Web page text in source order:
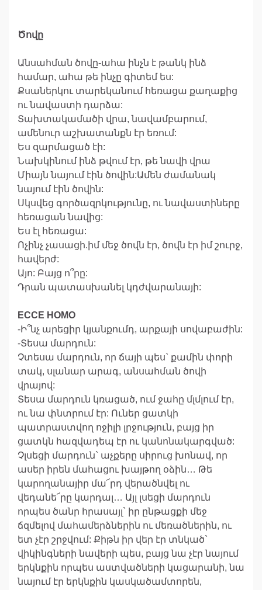
Ծովը
Անսահման ծովը-ահա ինչն է թանկ ինձ
համար, ահա թե ինչը գիտեմ ես:
Քսաներկու տարեկանում հեռացա քաղաքից
ու նավաստի դարձա:
Տախտակամածի վրա, նավամբարում,
ամենուր աշխատանքն էր եռում:
Ես զարմացած էի:
Նախկինում ինձ թվում էր, թե նավի վրա
Միայն նայում էին ծովին:Ամեն ժամանակ
նայում էին ծովին:
Սկսվեց գործազրկությունը, ու նավաստիները
հեռացան նավից:
Ես էլ հեռացա:
Ոչինչ չասացի.իմ մեջ ծովն էր, ծովն էր իմ շուրջ,
հավերժ:
Այո: Բայց ո՞րը:
Դրան պատասխանել կդժվարանայի:
ECCE HOMO
-Ի՞նչ արեցիր կյանքումդ, արքայի սովաբաժին:
-Տեսա մարդուն:
Չտեսա մարդուն, որ ճայի պես` քամին փորի
տակ, սլանար արագ, անսահման ծովի
վրայով:
Տեսա մարդուն կռացած, ում ջահը մլմլում էր,
ու նա փնտրում էր: Ուներ ցատկի
պատրաստվող ոջիլի լրջություն, բայց իր
ցատկն հազվադեպ էր ու կանոնակարգված:
Չլսեցի մարդուն` աչքերը սիրուց խոնավ, որ
ասեր իրեն մահացու խայթող օձին… Թե
կարողանայիր մա՜րդ վերածնվել ու
վեդանե՜րը կարդալ… Այլ լսեցի մարդուն
որպես ծանր հրասայլ` իր ընթացքի մեջ
ճզմելով մահամերձներին ու մեռածներին, ու
ետ չէր շրջվում: Քիթն իր վեր էր տնկած`
վիկինգների նավերի պես, բայց նա չէր նայում
երկնքին որպես աստվածների կացարանի, նա
նայում էր երկնքին կասկածամտորեն,